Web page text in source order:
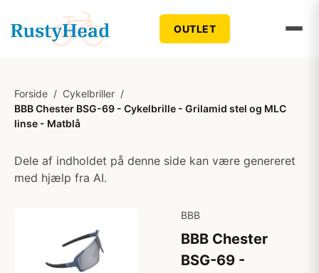
OUTLET
Forside / Cykelbriller /
BBB Chester BSG-69 - Cykelbrille - Grilamid stel og MLC
linse - Matblå
Dele af indholdet på denne side kan være genereret
med hjælp fra AI.
BBB
BBB Chester
BSG-69 -